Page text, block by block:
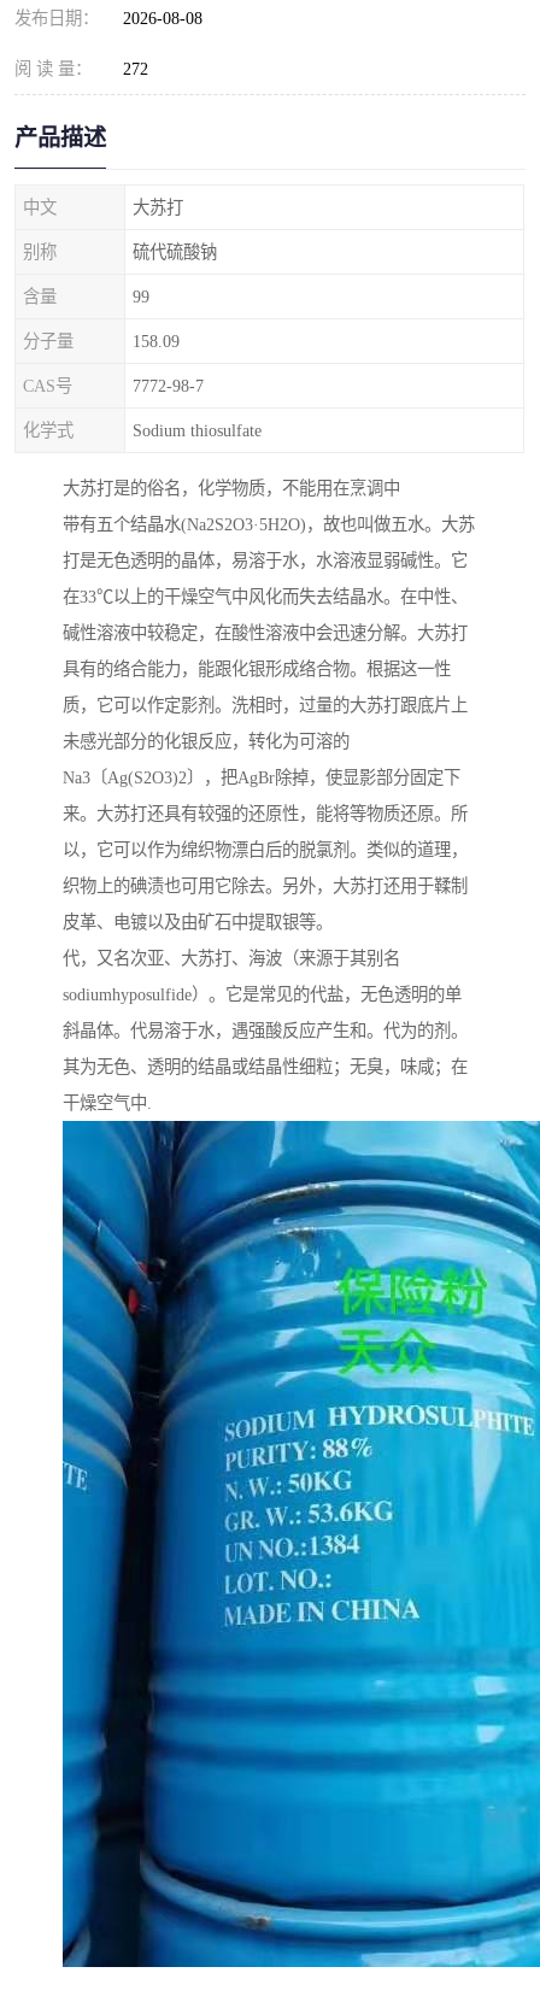
发布日期： 2026-08-08
阅 读 量： 272
产品描述
中文 大苏打
别称 硫代硫酸钠
含量 99
分子量 158.09
CAS号 7772-98-7
化学式 Sodium thiosulfate
大苏打是的俗名，化学物质，不能用在烹调中
带有五个结晶水(Na2S2O3·5H2O)，故也叫做五水。大苏
打是无色透明的晶体，易溶于水，水溶液显弱碱性。它
在33℃以上的干燥空气中风化而失去结晶水。在中性、
碱性溶液中较稳定，在酸性溶液中会迅速分解。大苏打
具有的络合能力，能跟化银形成络合物。根据这一性
质，它可以作定影剂。洗相时，过量的大苏打跟底片上
未感光部分的化银反应，转化为可溶的
Na3〔Ag(S2O3)2〕，把AgBr除掉，使显影部分固定下
来。大苏打还具有较强的还原性，能将等物质还原。所
以，它可以作为绵织物漂白后的脱氯剂。类似的道理，
织物上的碘渍也可用它除去。另外，大苏打还用于鞣制
皮革、电镀以及由矿石中提取银等。
代，又名次亚、大苏打、海波（来源于其别名
sodiumhyposulfide）。它是常见的代盐，无色透明的单
斜晶体。代易溶于水，遇强酸反应产生和。代为的剂。
其为无色、透明的结晶或结晶性细粒；无臭，味咸；在
干燥空气中.